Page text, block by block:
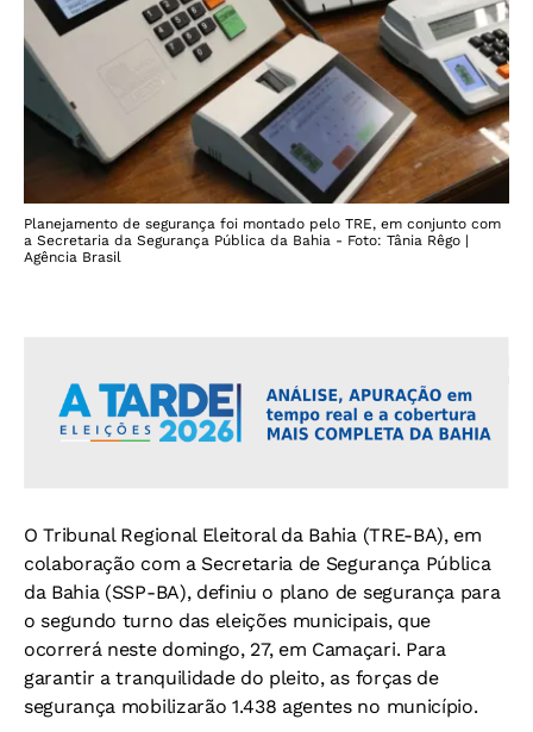
Planejamento de segurança foi montado pelo TRE, em conjunto com
a Secretaria da Segurança Pública da Bahia - Foto: Tânia Rêgo |
Agência Brasil
O Tribunal Regional Eleitoral da Bahia (TRE-BA), em
colaboração com a Secretaria de Segurança Pública
da Bahia (SSP-BA), definiu o plano de segurança para
o segundo turno das eleições municipais, que
ocorrerá neste domingo, 27, em Camaçari. Para
garantir a tranquilidade do pleito, as forças de
segurança mobilizarão 1.438 agentes no município.